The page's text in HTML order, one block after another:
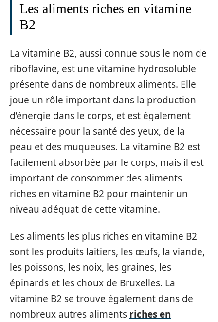
Les aliments riches en vitamine
B2
La vitamine B2, aussi connue sous le nom de
riboflavine, est une vitamine hydrosoluble
présente dans de nombreux aliments. Elle
joue un rôle important dans la production
d’énergie dans le corps, et est également
nécessaire pour la santé des yeux, de la
peau et des muqueuses. La vitamine B2 est
facilement absorbée par le corps, mais il est
important de consommer des aliments
riches en vitamine B2 pour maintenir un
niveau adéquat de cette vitamine.
Les aliments les plus riches en vitamine B2
sont les produits laitiers, les œufs, la viande,
les poissons, les noix, les graines, les
épinards et les choux de Bruxelles. La
vitamine B2 se trouve également dans de
nombreux autres aliments riches en